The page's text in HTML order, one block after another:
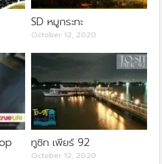
SD หมูกระทะ
October 12, 2020
ทูซิท เพียร์ 92
October 12, 2020